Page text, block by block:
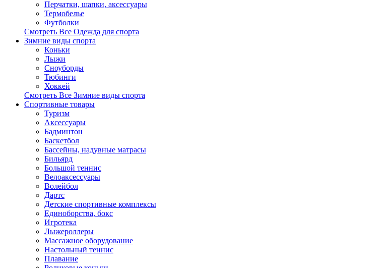
Перчатки, шапки, аксессуары
Термобелье
Футболки
Смотреть Все Одежда для спорта
Зимние виды спорта
Коньки
Лыжи
Сноуборды
Тюбинги
Хоккей
Смотреть Все Зимние виды спорта
Спортивные товары
Туризм
Аксессуары
Бадминтон
Баскетбол
Бассейны, надувные матрасы
Бильярд
Большой теннис
Велоаксессуары
Волейбол
Дартс
Детские спортивные комплексы
Единоборства, бокс
Игротека
Лыжероллеры
Массажное оборудование
Настольный теннис
Плавание